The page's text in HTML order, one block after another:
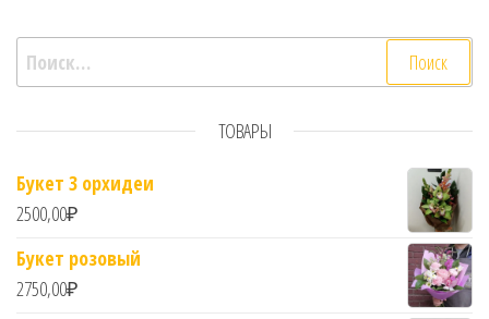
Найти:
ТОВАРЫ
Букет 3 орхидеи
2500,00₽
Букет розовый
2750,00₽